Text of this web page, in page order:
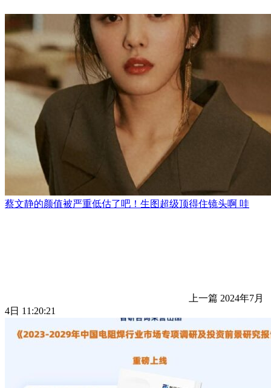
蔡文静的颜值被严重低估了吧！生图超级顶得住镜头啊 ​​哇
上一篇 2024年7月
4日 11:20:21